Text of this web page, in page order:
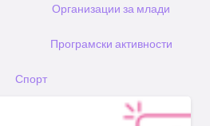
Организации за млади
Програмски активности
Спорт